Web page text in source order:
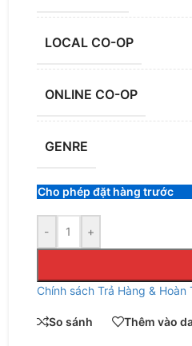
LOCAL CO-OP
ONLINE CO-OP
GENRE
Cho phép đặt hàng trước
- +
Chính sách Trả Hàng & Hoàn
So sánh Thêm vào